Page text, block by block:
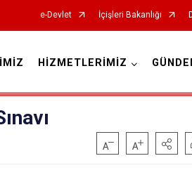
e-Devlet İçişleri Bakanlığı
HİZMETLERİMİZ